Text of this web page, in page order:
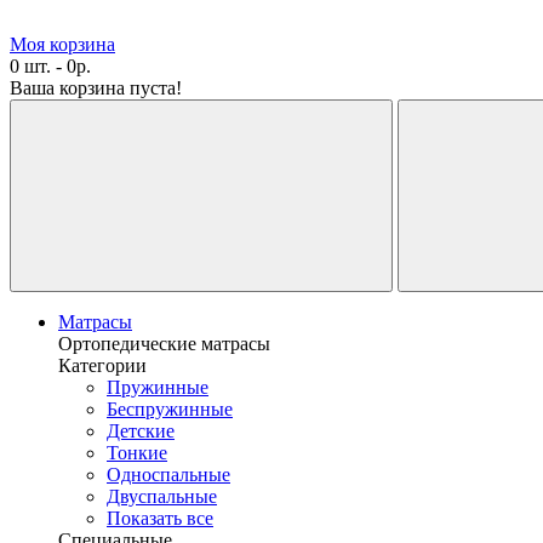
Моя корзина
0 шт. - 0р.
Ваша корзина пуста!
Матрасы
Ортопедические матрасы
Категории
Пружинные
Беспружинные
Детские
Тонкие
Односпальные
Двуспальные
Показать все